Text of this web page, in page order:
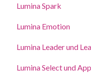
Punkte kaufen und
Lumina Spark
Lumina Emotion
Lumina Leader und
Lumina Select und